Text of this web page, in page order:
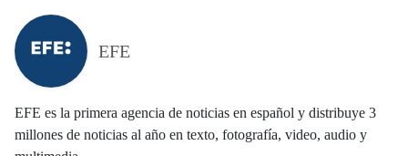
EFE
EFE es la primera agencia de noticias en español y distribuye 3
millones de noticias al año en texto, fotografía, video, audio y